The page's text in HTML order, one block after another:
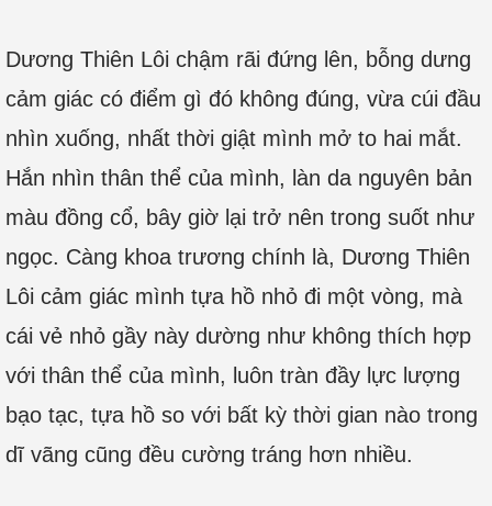
Dương Thiên Lôi chậm rãi đứng lên, bỗng dưng
cảm giác có điểm gì đó không đúng, vừa cúi đầu
nhìn xuống, nhất thời giật mình mở to hai mắt.
Hắn nhìn thân thể của mình, làn da nguyên bản
màu đồng cổ, bây giờ lại trở nên trong suốt như
ngọc. Càng khoa trương chính là, Dương Thiên
Lôi cảm giác mình tựa hồ nhỏ đi một vòng, mà
cái vẻ nhỏ gầy này dường như không thích hợp
với thân thể của mình, luôn tràn đầy lực lượng
bạo tạc, tựa hồ so với bất kỳ thời gian nào trong
dĩ vãng cũng đều cường tráng hơn nhiều.